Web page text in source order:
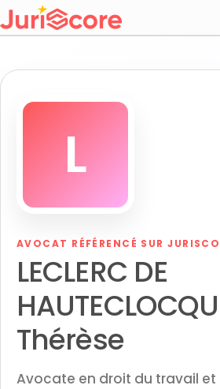
L
AVOCAT RÉFÉRENCÉ SUR
LECLERC DE
Thérèse
Avocate en droit du travail et